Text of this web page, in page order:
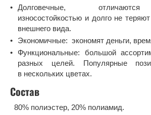
Долговечные,
износостойкостью и долго не
внешнего вида.
Экономичные: экономят деньги,
Функциональные: большой
разных целей. Популярные
в нескольких цветах.
Состав
80% полиэстер, 20% полиамид.